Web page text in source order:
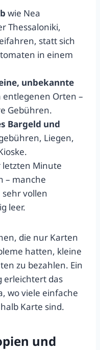
wie Nea
Thessaloniki,
statt sich
in einem
unbekannte
entlegenen Orten –
Gebühren.
Bargeld und
Liegen,
letzten Minute
– manche
vollen
leer.
die nur Karten
hatten, kleine
zu bezahlen. Ein
erleichtert das
wo viele einfache
Karte sind.
und